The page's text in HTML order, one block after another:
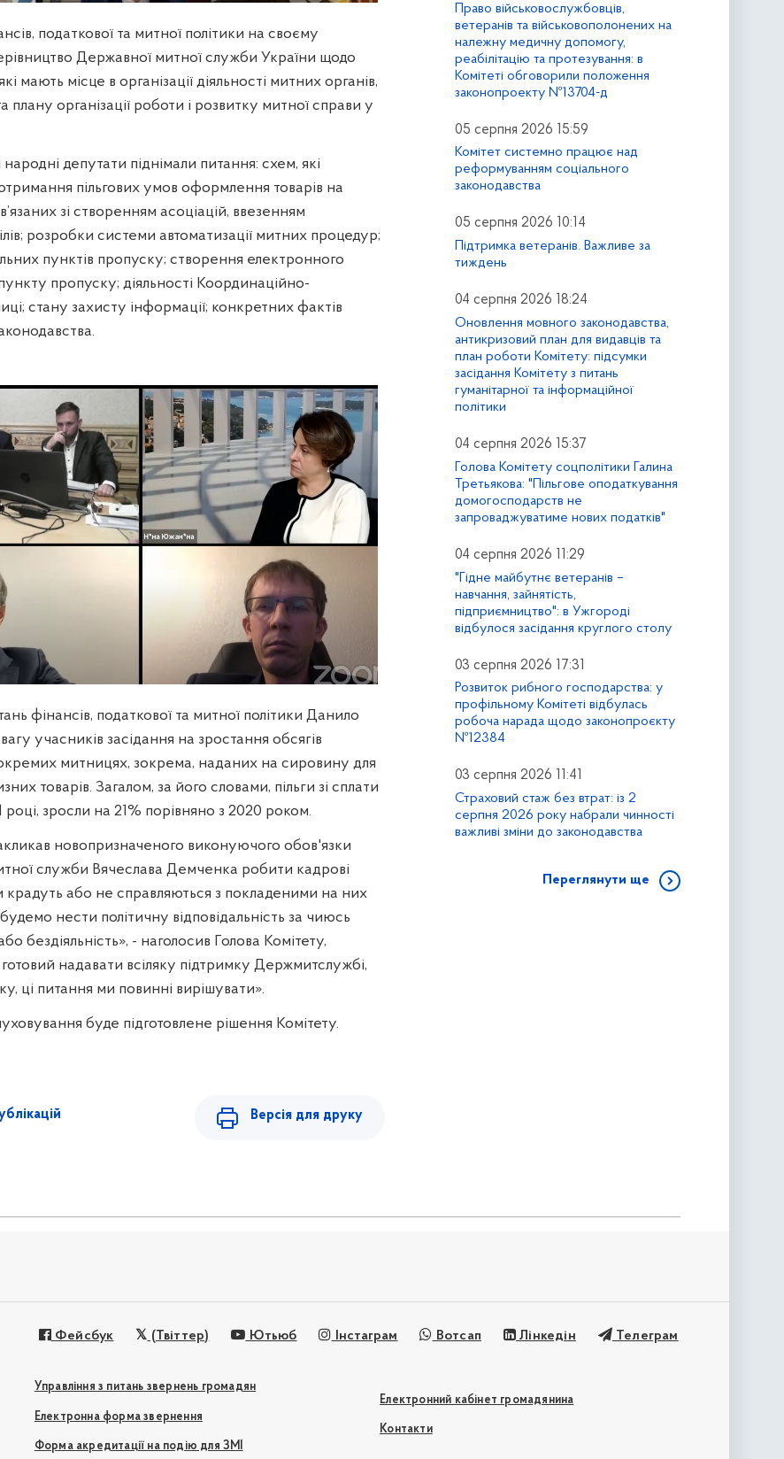
податкової та митної політики на своєму
Державної митної служби України щодо
мають місце в організації діяльності митних органів,
плану організації роботи і розвитку митної справи у
депутати піднімали питання: схем, які
пільгових умов оформлення товарів на
зі створенням асоціацій, ввезенням
розробки системи автоматизації митних процедур;
пунктів пропуску; створення електронного
пропуску; діяльності Координаційно-
стану захисту інформації; конкретних фактів
фінансів, податкової та митної політики Данило
учасників засідання на зростання обсягів
митницях, зокрема, наданих на сировину для
товарів. Загалом, за його словами, пільги зі сплати
році, зросли на 21% порівняно з 2020 роком.
новопризначеного виконуючого обов'язки
служби Вячеслава Демченка робити кадрові
або не справляються з покладеними на них
нести політичну відповідальність за чиюсь
бездіяльність», - наголосив Голова Комітету,
надавати всіляку підтримку Держмитслужбі,
ці питання ми повинні вирішувати».
буде підготовлене рішення Комітету.
Версія для друку
Право військовослужбовців,
ветеранів та військовополонених на
належну медичну допомогу,
реабілітацію та протезування: в
Комітеті обговорили положення
законопроекту №13704-д
05 серпня 2026 15:59
Комітет системно працює над
реформуванням соціального
законодавства
05 серпня 2026 10:14
Підтримка ветеранів. Важливе за
тиждень
04 серпня 2026 18:24
Оновлення мовного законодавства,
антикризовий план для видавців та
план роботи Комітету: підсумки
засідання Комітету з питань
гуманітарної та інформаційної
політики
04 серпня 2026 15:37
Голова Комітету соцполітики Галина
Третьякова: "Пільгове оподаткування
домогосподарств не
запроваджуватиме нових податків"
04 серпня 2026 11:29
"Гідне майбутнє ветеранів –
навчання, зайнятість,
підприємництво": в Ужгороді
відбулося засідання круглого столу
03 серпня 2026 17:31
Розвиток рибного господарства: у
профільному Комітеті відбулась
робоча нарада щодо законопроєкту
№12384
03 серпня 2026 11:41
Страховий стаж без втрат: із 2
серпня 2026 року набрали чинності
важливі зміни до законодавства
Переглянути ще
Фейсбук (Твіттер) Ютьюб Інстаграм Вотсап Лінкедін Телеграм
Управління з питань звернень громадян
Електронна форма звернення
Форма акредитації на подію для ЗМІ
Електронний кабінет громадянина
Контакти